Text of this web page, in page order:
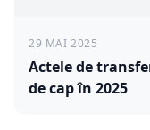
29 MAI 2025
Actele de
de cap în 2025